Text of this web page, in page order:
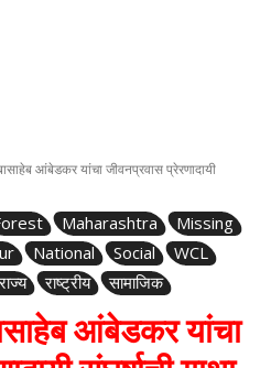
आंबेडकर यांचा जीवनप्रवास प्रेरणादायी
Maharashtra
Missing
National Social
WCL
राष्ट्रीय सामाजिक
आंबेडकर यांचा